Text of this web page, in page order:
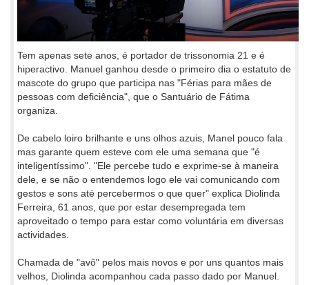
Tem apenas sete anos, é portador de trissonomia 21 e é
hiperactivo. Manuel ganhou desde o primeiro dia o estatuto de
mascote do grupo que participa nas "Férias para mães de
pessoas com deficiência", que o Santuário de Fátima
organiza.
De cabelo loiro brilhante e uns olhos azuis, Manel pouco fala
mas garante quem esteve com ele uma semana que "é
inteligentíssimo". "Ele percebe tudo e exprime-se à maneira
dele, e se não o entendemos logo ele vai comunicando com
gestos e sons até percebermos o que quer" explica Diolinda
Ferreira, 61 anos, que por estar desempregada tem
aproveitado o tempo para estar como voluntária em diversas
actividades.
Chamada de "avô" pelos mais novos e por uns quantos mais
velhos, Diolinda acompanhou cada passo dado por Manuel.